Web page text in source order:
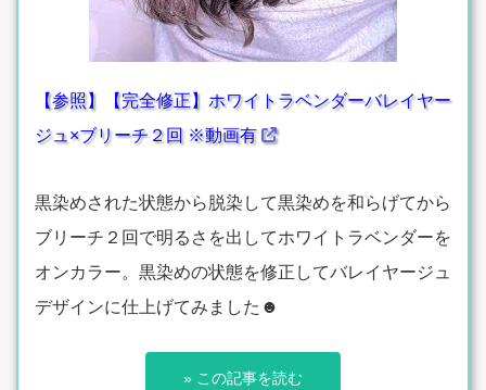
【参照】【完全修正】ホワイトラベンダーバレイヤー
ジュ×ブリーチ２回 ※動画有
黒染めされた状態から脱染して黒染めを和らげてから
ブリーチ２回で明るさを出してホワイトラベンダーを
オンカラー。黒染めの状態を修正してバレイヤージュ
デザインに仕上げてみました☻
» この記事を読む